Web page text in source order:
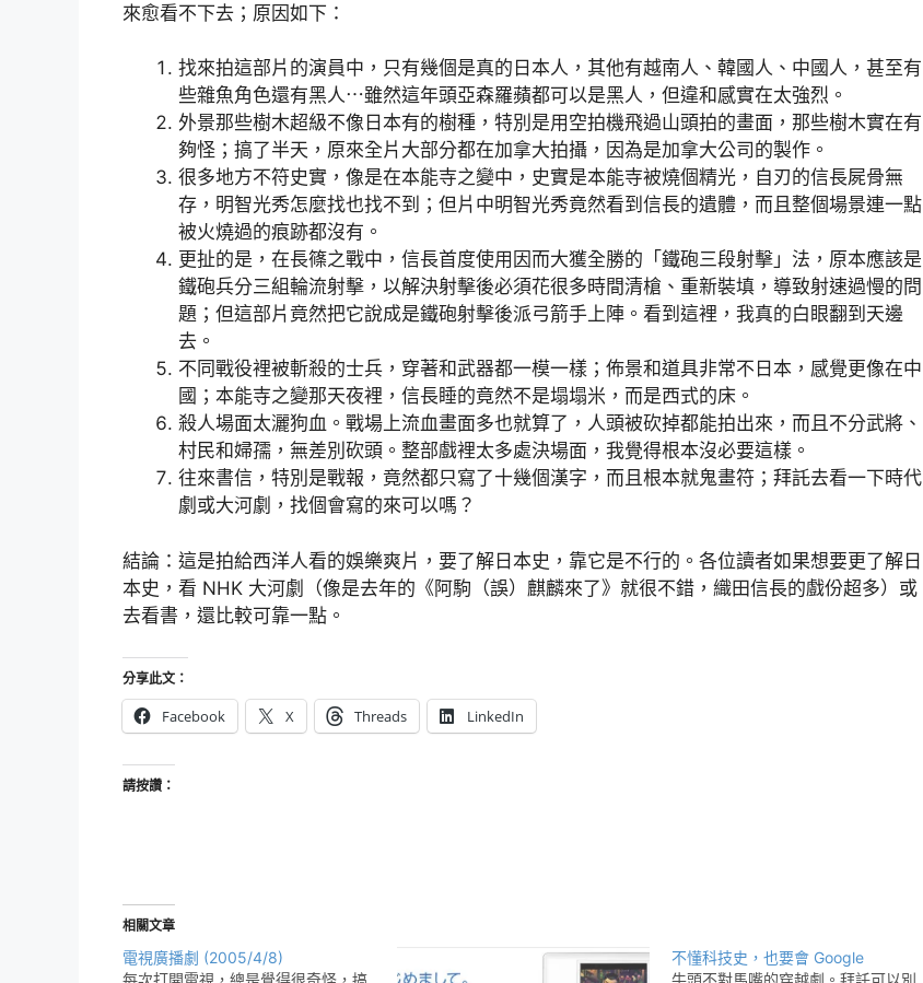
來愈看不下去；原因如下：
找來拍這部片的演員中，只有幾個是真的日本人，其他有越南人、韓國人、中國人，甚至有
些雜魚角色還有黑人⋯雖然這年頭亞森羅蘋都可以是黑人，但違和感實在太強烈。
外景那些樹木超級不像日本有的樹種，特別是用空拍機飛過山頭拍的畫面，那些樹木實在有
夠怪；搞了半天，原來全片大部分都在加拿大拍攝，因為是加拿大公司的製作。
很多地方不符史實，像是在本能寺之變中，史實是本能寺被燒個精光，自刃的信長屍骨無
存，明智光秀怎麼找也找不到；但片中明智光秀竟然看到信長的遺體，而且整個場景連一點
被火燒過的痕跡都沒有。
更扯的是，在長篠之戰中，信長首度使用因而大獲全勝的「鐵砲三段射擊」法，原本應該是
鐵砲兵分三組輪流射擊，以解決射擊後必須花很多時間清槍、重新裝填，導致射速過慢的問
題；但這部片竟然把它說成是鐵砲射擊後派弓箭手上陣。看到這裡，我真的白眼翻到天邊
去。
不同戰役裡被斬殺的士兵，穿著和武器都一模一樣；佈景和道具非常不日本，感覺更像在中
國；本能寺之變那天夜裡，信長睡的竟然不是塌塌米，而是西式的床。
殺人場面太灑狗血。戰場上流血畫面多也就算了，人頭被砍掉都能拍出來，而且不分武將、
村民和婦孺，無差別砍頭。整部戲裡太多處決場面，我覺得根本沒必要這樣。
往來書信，特別是戰報，竟然都只寫了十幾個漢字，而且根本就鬼畫符；拜託去看一下時代
劇或大河劇，找個會寫的來可以嗎？
結論：這是拍給西洋人看的娛樂爽片，要了解日本史，靠它是不行的。各位讀者如果想要更了解日
本史，看 NHK 大河劇（像是去年的《阿駒（誤）麒麟來了》就很不錯，織田信長的戲份超多）或
去看書，還比較可靠一點。
分享此文：
Facebook X Threads LinkedIn
請按讚：
相關文章
電視廣播劇 (2005/4/8)
不懂科技史，也要會 Google